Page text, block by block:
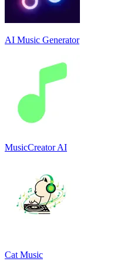
AI Music Generator
MusicCreator AI
Cat Music